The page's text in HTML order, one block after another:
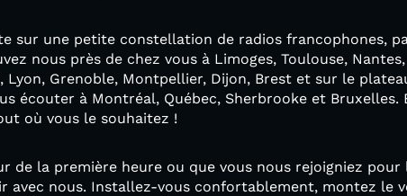
sur une petite constellation de radios francophones,
nous près de chez vous à Limoges, Toulouse,
Lyon, Grenoble, Montpellier, Dijon, Brest et sur le
écouter à Montréal, Québec, Sherbrooke et
où vous le souhaitez !
de la première heure ou que vous nous rejoigniez
avec nous. Installez-vous confortablement, montez le